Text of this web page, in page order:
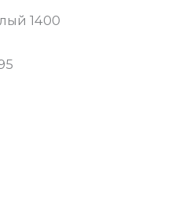
1400